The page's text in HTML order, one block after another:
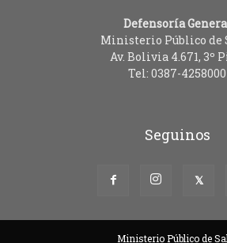
Defensoría
Ministerio Público de
Av. Bolivia 4.671, 3º
Tel: 0387-4258000
Seguinos
Ministerio Público de